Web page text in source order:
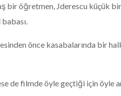
bir öğretmen, Jderescu küçük
önce kasabalarında bir
de filmde öyle geçtiği için öyle